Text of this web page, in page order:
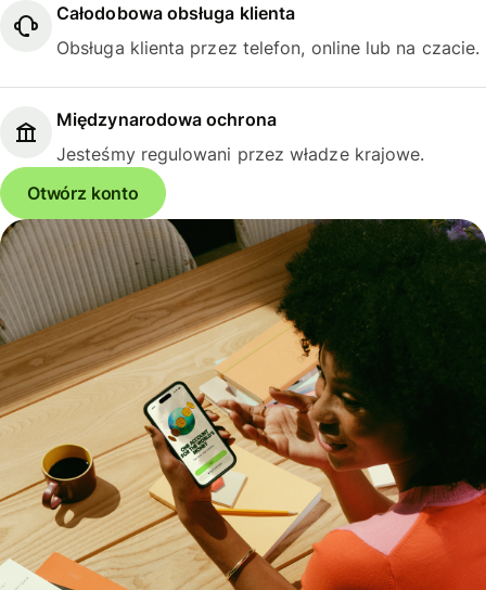
Całodobowa obsługa klienta
Obsługa klienta przez telefon, online lub na czacie.
Międzynarodowa ochrona
Jesteśmy regulowani przez władze krajowe.
Otwórz konto